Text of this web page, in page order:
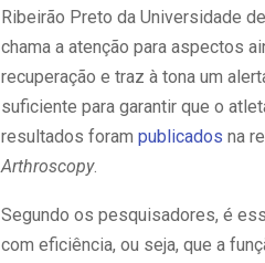
Ribeirão Preto da Universidade
chama a atenção para aspectos
recuperação e traz à tona um
suficiente para garantir que o
resultados foram publicados na
Arthroscopy.
Segundo os pesquisadores, é
com eficiência, ou seja, que a